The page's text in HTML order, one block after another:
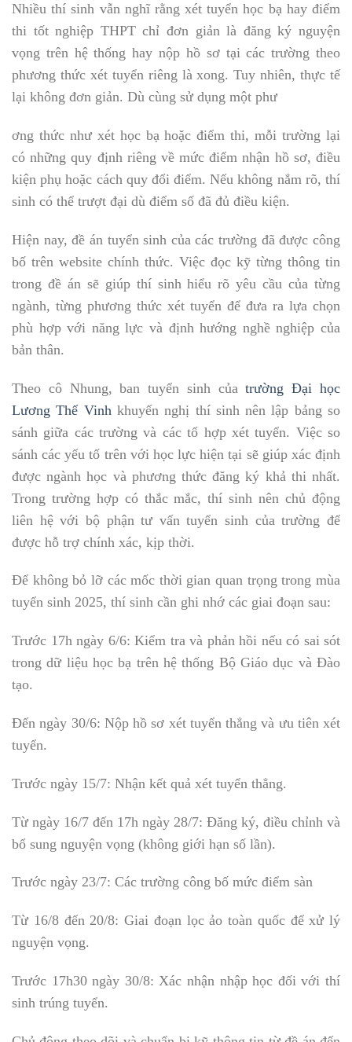
Nhiều thí sinh vẫn nghĩ rằng xét tuyển học bạ hay điểm
thi tốt nghiệp THPT chỉ đơn giản là đăng ký nguyện
vọng trên hệ thống hay nộp hồ sơ tại các trường theo
phương thức xét tuyển riêng là xong. Tuy nhiên, thực tế
lại không đơn giản. Dù cùng sử dụng một phư
ơng thức như xét học bạ hoặc điểm thi, mỗi trường lại
có những quy định riêng về mức điểm nhận hồ sơ, điều
kiện phụ hoặc cách quy đổi điểm. Nếu không nắm rõ, thí
sinh có thể trượt đại dù điểm số đã đủ điều kiện.
Hiện nay, đề án tuyển sinh của các trường đã được công
bố trên website chính thức. Việc đọc kỹ từng thông tin
trong đề án sẽ giúp thí sinh hiểu rõ yêu cầu của từng
ngành, từng phương thức xét tuyển để đưa ra lựa chọn
phù hợp với năng lực và định hướng nghề nghiệp của
bản thân.
Theo cô Nhung, ban tuyển sinh củatrường Đại học
Lương Thế Vinh khuyến nghị thí sinh nên lập bảng so
sánh giữa các trường và các tổ hợp xét tuyển. Việc so
sánh các yếu tố trên với học lực hiện tại sẽ giúp xác định
được ngành học và phương thức đăng ký khả thi nhất.
Trong trường hợp có thắc mắc, thí sinh nên chủ động
liên hệ với bộ phận tư vấn tuyển sinh của trường để
được hỗ trợ chính xác, kịp thời.
Để không bỏ lỡ các mốc thời gian quan trọng trong mùa
tuyển sinh 2025, thí sinh cần ghi nhớ các giai đoạn sau:
Trước 17h ngày 6/6: Kiểm tra và phản hồi nếu có sai sót
trong dữ liệu học bạ trên hệ thống Bộ Giáo dục và Đào
tạo.
Đến ngày 30/6: Nộp hồ sơ xét tuyển thẳng và ưu tiên xét
tuyển.
Trước ngày 15/7: Nhận kết quả xét tuyển thẳng.
Từ ngày 16/7 đến 17h ngày 28/7: Đăng ký, điều chỉnh và
bổ sung nguyện vọng (không giới hạn số lần).
Trước ngày 23/7: Các trường công bố mức điểm sàn
Từ 16/8 đến 20/8: Giai đoạn lọc ảo toàn quốc để xử lý
nguyện vọng.
Trước 17h30 ngày 30/8: Xác nhận nhập học đối với thí
sinh trúng tuyển.